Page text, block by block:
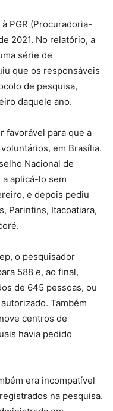
PGR (Procuradoria-
2021. No relatório, a
série de
que os responsáveis
de pesquisa,
daquele ano.
favorável para que a
em Brasília.
Nacional de
a aplicá-lo sem
e depois pediu
Parintins, Itacoatiara,
o pesquisador
588 e, ao final,
de 645 pessoas, ou
Também
centros de
havia pedido
era incompatível
na pesquisa.